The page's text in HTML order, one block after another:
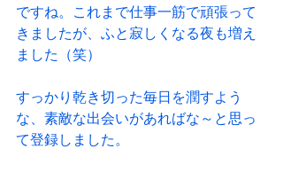
ですね。これまで仕事一筋で頑張って
きましたが、ふと寂しくなる夜も増え
ました（笑）
すっかり乾き切った毎日を潤すよう
な、素敵な出会いがあればな～と思っ
て登録しました。